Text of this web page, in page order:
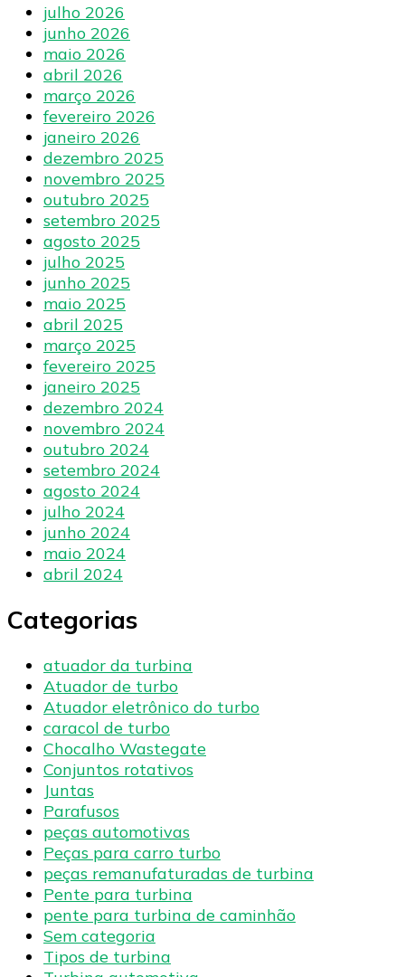
julho 2026
junho 2026
maio 2026
abril 2026
março 2026
fevereiro 2026
janeiro 2026
dezembro 2025
novembro 2025
outubro 2025
setembro 2025
agosto 2025
julho 2025
junho 2025
maio 2025
abril 2025
março 2025
fevereiro 2025
janeiro 2025
dezembro 2024
novembro 2024
outubro 2024
setembro 2024
agosto 2024
julho 2024
junho 2024
maio 2024
abril 2024
Categorias
atuador da turbina
Atuador de turbo
Atuador eletrônico do turbo
caracol de turbo
Chocalho Wastegate
Conjuntos rotativos
Juntas
Parafusos
peças automotivas
Peças para carro turbo
peças remanufaturadas de turbina
Pente para turbina
pente para turbina de caminhão
Sem categoria
Tipos de turbina